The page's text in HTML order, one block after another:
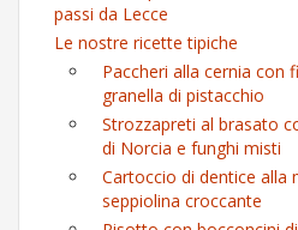
passi da Lecce
Le nostre ricette tipiche
Paccheri alla cernia
granella di pistacchio
Strozzapreti al brasato
di Norcia e funghi misti
Cartoccio di dentice alla
seppiolina croccante